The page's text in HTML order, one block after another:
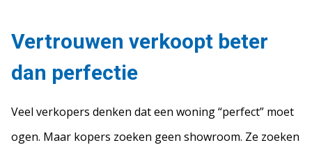
Vertrouwen verkoopt beter
dan perfectie
Veel verkopers denken dat een woning “perfect” moet
ogen. Maar kopers zoeken geen showroom. Ze zoeken